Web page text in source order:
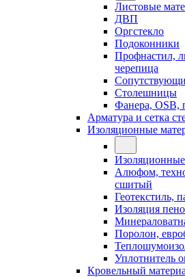
Листовые
ДВП
Оргстекло
Подоконники
Профнастил,
черепица
Столешницы
Фанера, OSB,
Арматура и сетка
Изоляционные
Алюфом,
сшитый
Геотекстиль,
Изоляция
Поролон,
Уплотнитель
Кровельный